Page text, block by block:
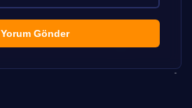
Yorum Gönder